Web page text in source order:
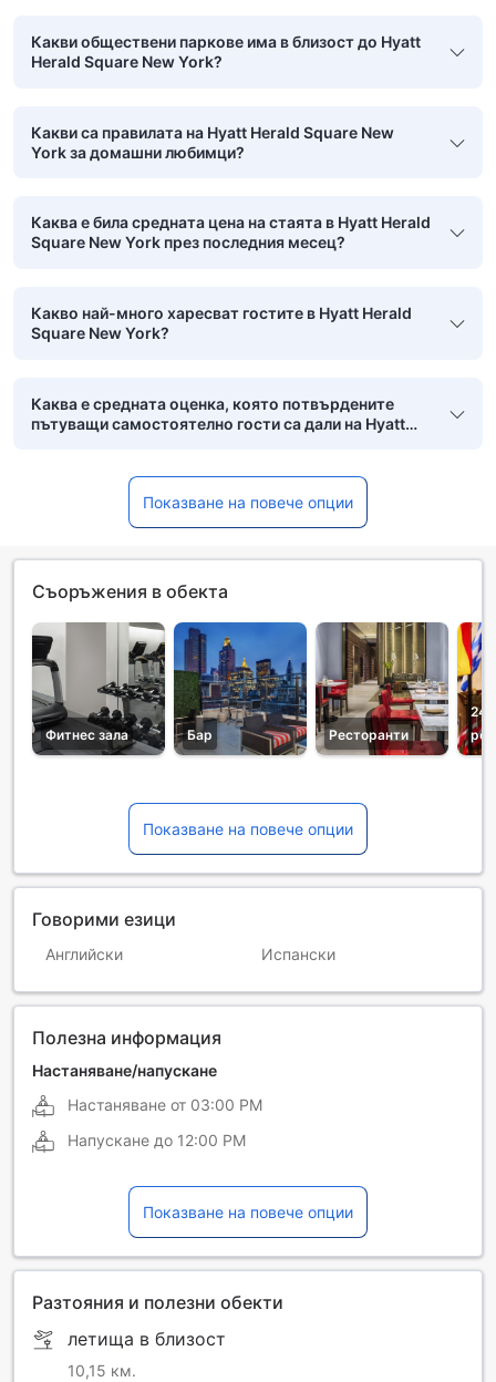
Какви обществени паркове има в близост до Hyatt
Herald Square New York?
Какви са правилата на Hyatt Herald Square New
York за домашни любимци?
Каква е била средната цена на стаята в Hyatt Herald
Square New York през последния месец?
Какво най-много харесват гостите в Hyatt Herald
Square New York?
Каква е средната оценка, която потвърдените
пътуващи самостоятелно гости са дали на Hyatt
Показване на повече опции
Съоръжения в обекта
Фитнес зала Бар Ресторанти
24-
Показване на повече опции
Говорими езици
Английски Испански
Полезна информация
Настаняване/напускане
Настаняване от 03:00 PM
Напускане до 12:00 PM
Показване на повече опции
Разтояния и полезни обекти
летища в близост
10,15 км.